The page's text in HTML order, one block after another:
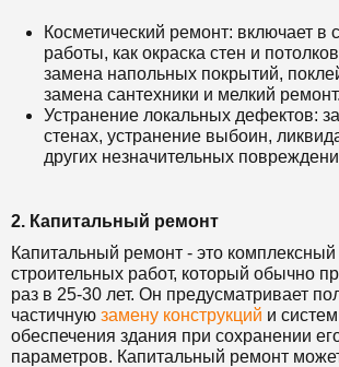
Косметический ремонт: включает в
работы, как окраска стен и
замена напольных покрытий,
замена сантехники и мелкий ремонт.
Устранение локальных дефектов:
стенах, устранение выбоин,
других незначительных
2. Капитальный ремонт
Капитальный ремонт - это
строительных работ, который обычно
раз в 25-30 лет. Он предусматривает
частичную замену конструкций и
обеспечения здания при сохранении
параметров. Капитальный ремонт